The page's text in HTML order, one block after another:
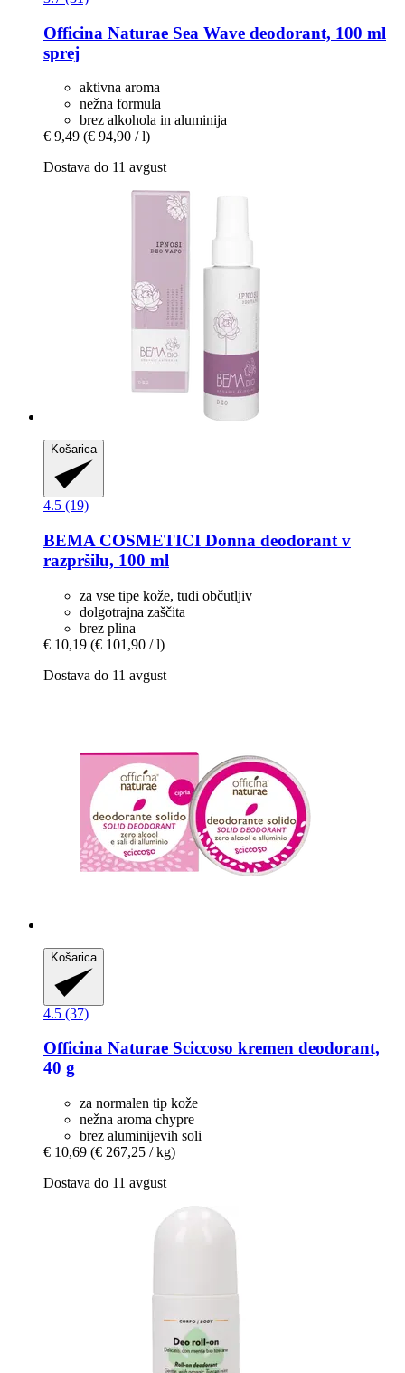
Officina Naturae Sea Wave deodorant, 100 ml
sprej
aktivna aroma
nežna formula
brez alkohola in aluminija
€ 9,49 (€ 94,90 / l)
Dostava do 11 avgust
Košarica
4.5 (19)
BEMA COSMETICI Donna deodorant v
razpršilu, 100 ml
za vse tipe kože, tudi občutljiv
dolgotrajna zaščita
brez plina
€ 10,19 (€ 101,90 / l)
Dostava do 11 avgust
Košarica
4.5 (37)
Officina Naturae Sciccoso kremen deodorant,
40 g
za normalen tip kože
nežna aroma chypre
brez aluminijevih soli
€ 10,69 (€ 267,25 / kg)
Dostava do 11 avgust